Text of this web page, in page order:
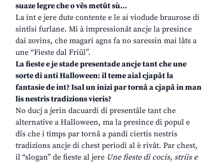
suaze legre che o vês metût sù…
La int e jere dute contente e le ai viodude braurose di
sintîsi furlane. Mi à impressionât ancje la presince
dai zovins, che magari agns fa no saressin mai lâts a
une “Fieste dal Friûl”.
La fieste e je stade presentade ancje tant che une
sorte di anti Halloween: il teme aial cjapât la
fantasie de int? Isal un inizi par tornâ a cjapâ in man
lis nestris tradizions vieris?
No ducj a jerin dacuardi di presentâle tant che
alternative a Halloween, ma la presince di popul e
dîs che i timps par tornâ a pandi ciertis nestris
tradizions ancje di chest periodi al è rivât. Par chest,
il “slogan” de fieste al jere Une fieste di cocis, striis e